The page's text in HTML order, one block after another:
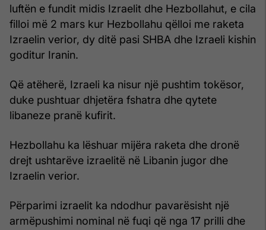
luftën e fundit midis Izraelit dhe Hezbollahut, e cila
filloi më 2 mars kur Hezbollahu qëlloi me raketa
Izraelin verior, dy ditë pasi SHBA dhe Izraeli kishin
goditur Iranin.
Që atëherë, Izraeli ka nisur një pushtim tokësor,
duke pushtuar dhjetëra fshatra dhe qytete
libaneze pranë kufirit.
Hezbollahu ka lëshuar mijëra raketa dhe dronë
drejt ushtarëve izraelitë në Libanin jugor dhe
Izraelin verior.
Përparimi izraelit ka ndodhur pavarësisht një
armëpushimi nominal në fuqi që nga 17 prilli dhe